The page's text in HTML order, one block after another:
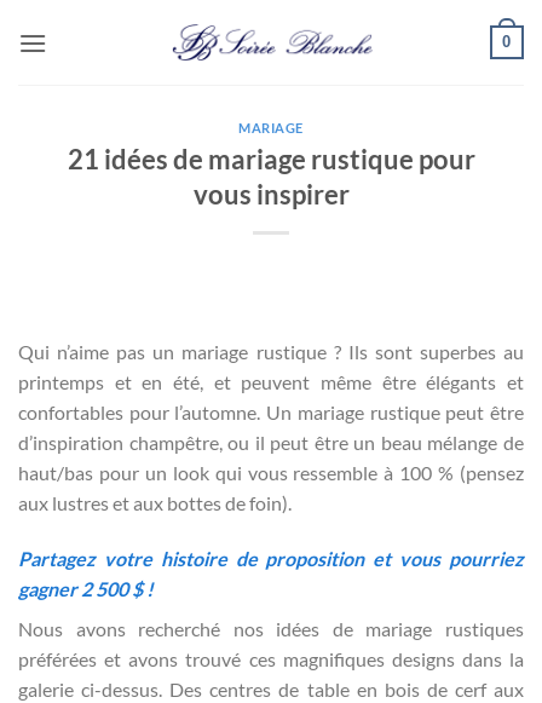
0
MARIAGE
21 idées de mariage rustique pour
vous inspirer
Qui n’aime pas un mariage rustique ? Ils sont superbes au
printemps et en été, et peuvent même être élégants et
confortables pour l’automne. Un mariage rustique peut être
d’inspiration champêtre, ou il peut être un beau mélange de
haut/bas pour un look qui vous ressemble à 100 % (pensez
aux lustres et aux bottes de foin).
Partagez votre histoire de proposition et vous pourriez
gagner 2 500 $ !
Nous avons recherché nos idées de mariage rustiques
préférées et avons trouvé ces magnifiques designs dans la
galerie ci-dessus. Des centres de table en bois de cerf aux